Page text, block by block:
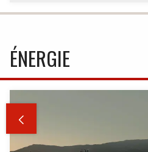
ÉNERGIE
